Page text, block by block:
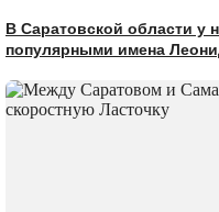
В Саратовской области у
популярными имена